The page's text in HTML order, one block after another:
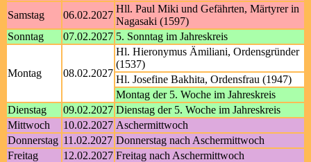
Samstag
06.02.2027
Hll. Paul Miki und Gefährten, Märtyrer in
Nagasaki (1597)
Sonntag
07.02.2027 5. Sonntag im Jahreskreis
Montag 08.02.2027
Hl. Hieronymus Ämiliani, Ordensgründer
(1537)
Hl. Josefine Bakhita, Ordensfrau (1947)
Montag der 5. Woche im Jahreskreis
Dienstag
09.02.2027 Dienstag der 5. Woche im Jahreskreis
Mittwoch
10.02.2027 Aschermittwoch
Donnerstag 11.02.2027 Donnerstag nach Aschermittwoch
Freitag
12.02.2027 Freitag nach Aschermittwoch